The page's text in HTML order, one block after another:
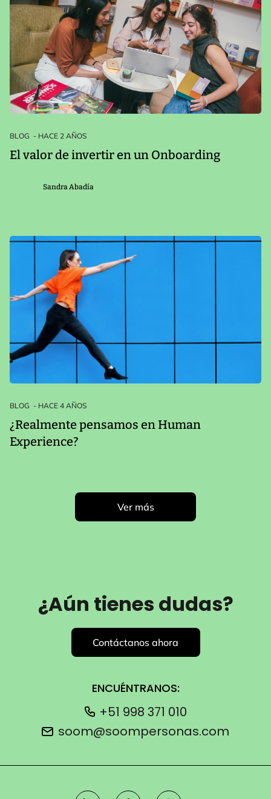
BLOG - HACE 2 AÑOS
El valor de invertir en un Onboarding
Sandra Abadía
BLOG - HACE 4 AÑOS
¿Realmente pensamos en Human
Experience?
Ver más
¿Aún tienes dudas?
Contáctanos ahora
ENCUÉNTRANOS:
+51 998 371 010
soom@soompersonas.com